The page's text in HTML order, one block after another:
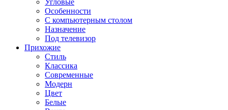
Угловые
Особенности
С компьютерным столом
Назначение
Под телевизор
Прихожие
Стиль
Классика
Современные
Модерн
Цвет
Белые